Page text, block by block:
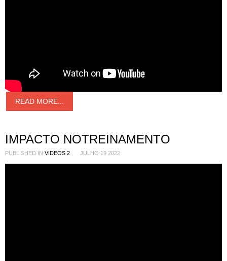
READ MORE...
IMPACTO NOTREINAMENTO
PUBLISHED IN VIDEOS 2 JULHO 19 2022